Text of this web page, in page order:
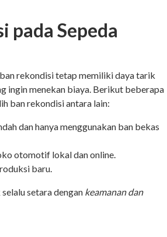
pada Sepeda
rekondisi tetap memiliki daya tarik
ingin menekan biaya. Berikut beberapa
ban rekondisi antara lain:
dan hanya menggunakan ban bekas
otomotif lokal dan online.
baru.
setara dengan keamanan dan